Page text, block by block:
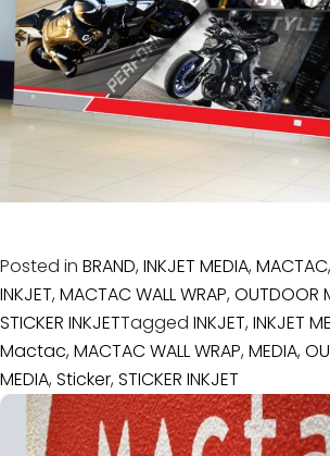
Posted in BRAND, INKJET MEDIA, MACTAC,
INKJET, MACTAC WALL WRAP, OUTDOOR
STICKER INKJETTagged INKJET, INKJET
Mactac, MACTAC WALL WRAP, MEDIA,
MEDIA, Sticker, STICKER INKJET